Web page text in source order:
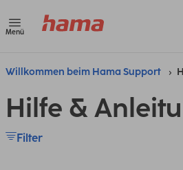
Menü
Willkommen beim Hama Support
Hilfe &
Filter